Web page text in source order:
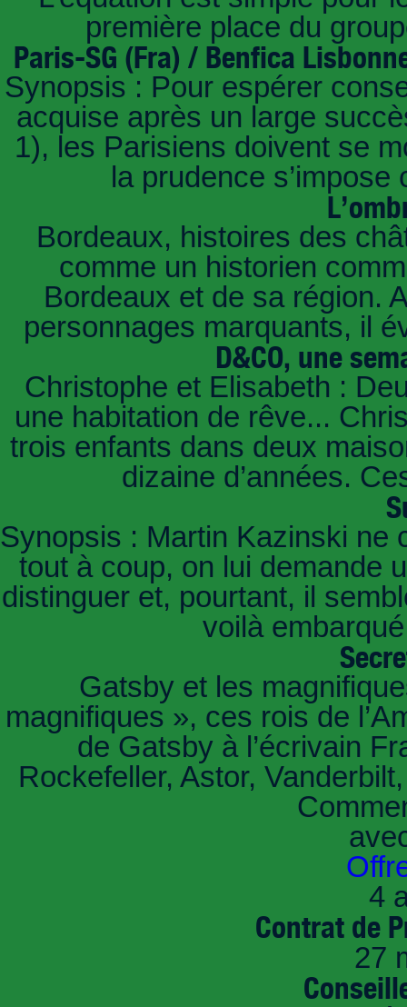
première place du
Paris-SG (Fra) / Benfica
Synopsis : Pour espérer
acquise après un large
1), les Parisiens doivent se
la prudence
Bordeaux, histoires des
comme un historien
Bordeaux et de sa région.
personnages marquants, il
D&CO, une
Christophe et Elisabeth :
une habitation de rêve...
trois enfants dans deux
dizaine d’années.
Synopsis : Martin Kazinski ne
tout à coup, on lui demande
distinguer et, pourtant, il
voilà
Gatsby et les
magnifiques », ces rois de
de Gatsby à l’écrivain
Rockefeller, Astor,
4
Contrat de
27